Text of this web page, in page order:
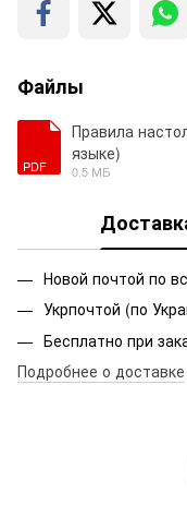
Файлы
PDF
Правила
языке)
0.5 МБ
Новой почтой по
Укрпочтой (по
Бесплатно при
Подробнее о доставке